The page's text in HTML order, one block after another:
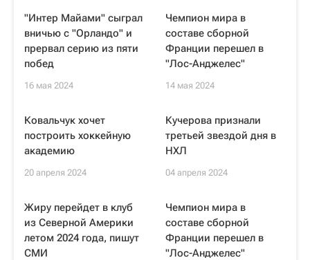
"Интер Майами" сыграл
вничью с "Орландо" и
прервал серию из пяти
побед
16 мая 2024
Чемпион мира в
составе сборной
Франции перешел в
"Лос-Анджелес"
14 мая 2024
Ковальчук хочет
построить хоккейную
академию
20 апреля 2024
Кучерова признали
третьей звездой дня в
НХЛ
04 апреля 2024
Жиру перейдет в клуб
из Северной Америки
летом 2024 года, пишут
СМИ
Чемпион мира в
составе сборной
Франции перешел в
"Лос-Анджелес"